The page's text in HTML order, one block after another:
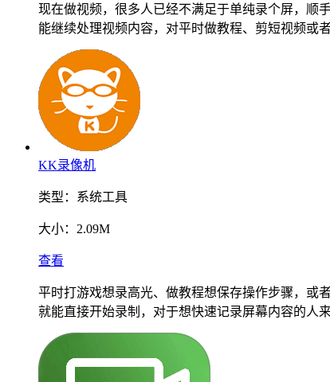
现在做视频，很多人已经不满足于单纯录个屏，顺
能继续处理视频内容，对平时做教程、剪短视频或
KK录像机
类型： 系统工具
大小： 2.09M
查看
平时打游戏想录高光、做教程想保存操作步骤，或
就能直接开始录制，对于想快速记录屏幕内容的人